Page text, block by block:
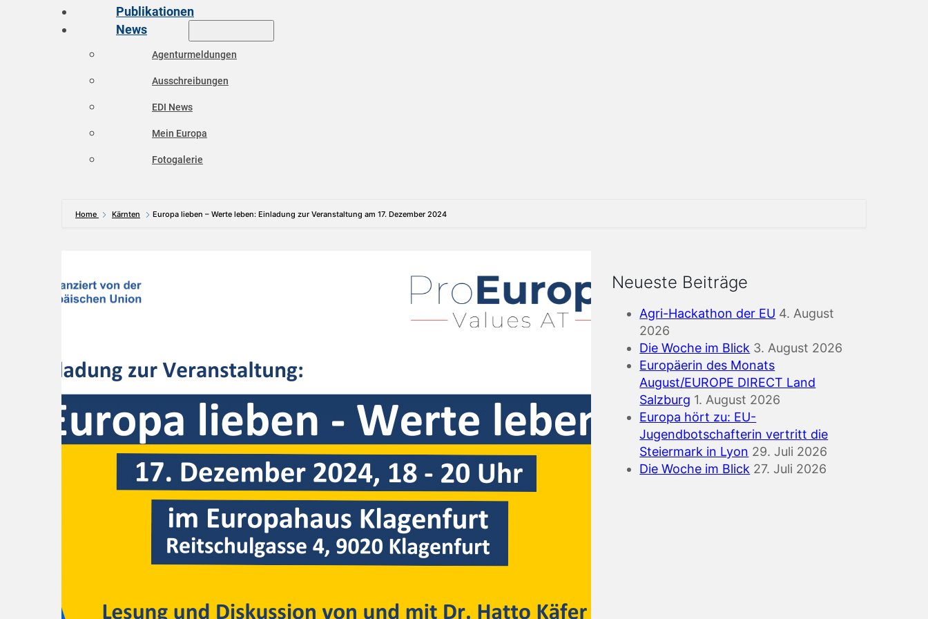
Publikationen
News
Agenturmeldungen
Ausschreibungen
EDI News
Mein Europa
Fotogalerie
Home Kärnten Europa lieben – Werte leben: Einladung zur Veranstaltung am 17. Dezember 2024
Neueste Beiträge
Agri-Hackathon der EU 4. August
2026
Die Woche im Blick 3. August 2026
Europäerin des Monats
August/EUROPE DIRECT Land
Salzburg 1. August 2026
Europa hört zu: EU-
Jugendbotschafterin vertritt die
Steiermark in Lyon 29. Juli 2026
Die Woche im Blick 27. Juli 2026